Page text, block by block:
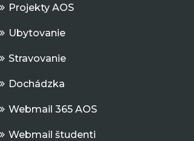
Projekty AOS
Ubytovanie
Stravovanie
Dochádzka
Webmail 365 AOS
Webmail študenti